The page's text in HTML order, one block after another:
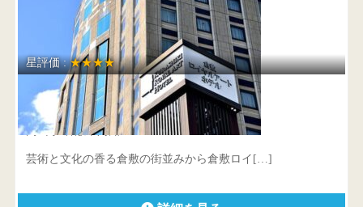
星評価 :★★★★
倉敷ロイヤルアートホテル
岡山県 倉敷市阿知3-21-19
芸術と文化の香る倉敷の街並みから倉敷ロイ[…]